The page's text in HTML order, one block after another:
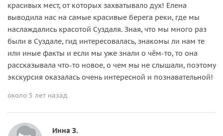
красивых мест, от которых захватывало дух! Елена
выводила нас на самые красивые берега реки, где мы
наслаждались красотой Суздаля. Зная, что мы много раз
были в Суздале, гид интересовалась, знакомы ли нам те
или иные факты и если мы уже знали о чём-то, то она
рассказывала что-то новое, о чем мы не слышали, поэтому
экскурсия оказалась очень интересной и познавательной!
около 5 лет назад
Инна З.